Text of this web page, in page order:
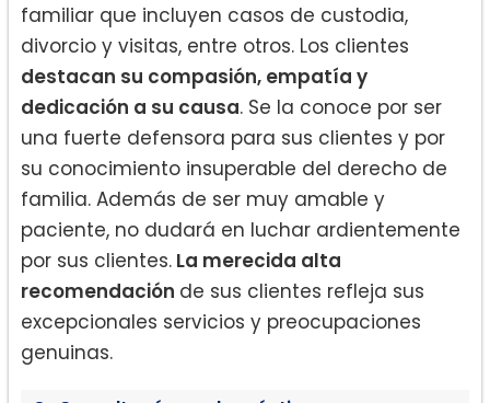
familiar que incluyen casos de custodia,
divorcio y visitas, entre otros. Los clientes
destacan su compasión, empatía y
dedicación a su causa. Se la conoce por ser
una fuerte defensora para sus clientes y por
su conocimiento insuperable del derecho de
familia. Además de ser muy amable y
paciente, no dudará en luchar ardientemente
por sus clientes. La merecida alta
recomendación de sus clientes refleja sus
excepcionales servicios y preocupaciones
genuinas.